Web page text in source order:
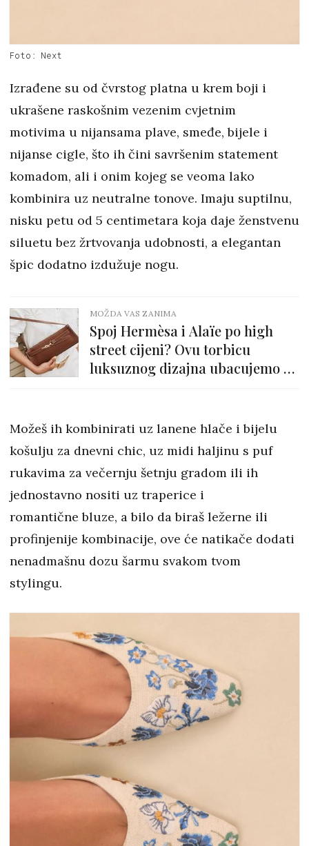
Foto: Next
Izrađene su od čvrstog platna u krem boji i
ukrašene raskošnim vezenim cvjetnim
motivima u nijansama plave, smeđe, bijele i
nijanse cigle, što ih čini savršenim statement
komadom, ali i onim kojeg se veoma lako
kombinira uz neutralne tonove. Imaju suptilnu,
nisku petu od 5 centimetara koja daje ženstvenu
siluetu bez žrtvovanja udobnosti, a elegantan
špic dodatno izdužuje nogu.
MOŽDA VAS ZANIMA
Spoj Hermèsa i Alaïe po high
street cijeni? Ovu torbicu
luksuznog dizajna ubacujemo u
Možeš ih kombinirati uz lanene hlače i bijelu
košulju za dnevni chic, uz midi haljinu s puf
rukavima za večernju šetnju gradom ili ih
jednostavno nositi uz traperice i
romantične bluze, a bilo da biraš ležerne ili
profinjenije kombinacije, ove će natikače dodati
nenadmašnu dozu šarmu svakom tvom
stylingu.